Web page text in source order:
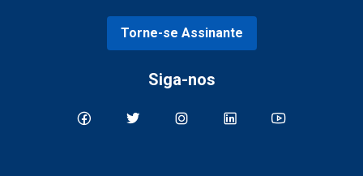
Torne-se Assinante
Siga-nos